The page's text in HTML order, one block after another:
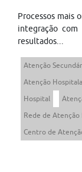
Processos mais
integração
resultados...
Atenção
Atenção
Hospital
Rede de Atenção
Centro de